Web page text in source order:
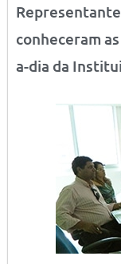
conheceram
a-dia da